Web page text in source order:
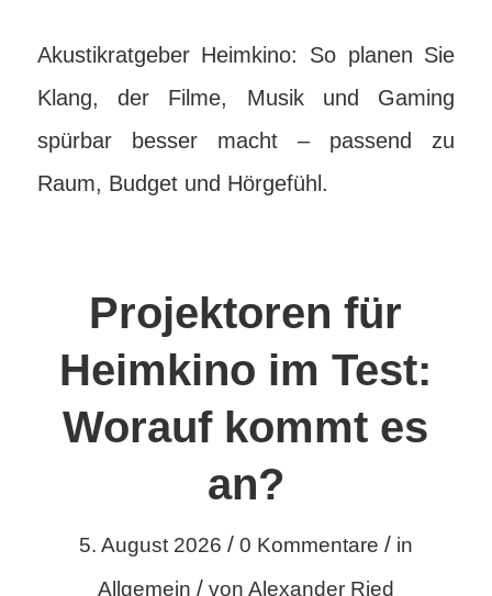
Akustikratgeber Heimkino: So planen Sie
Klang, der Filme, Musik und Gaming
spürbar besser macht – passend zu
Raum, Budget und Hörgefühl.
Projektoren für
Heimkino im Test:
Worauf kommt es
an?
5. August 2026 / 0 Kommentare / in
Allgemein / von Alexander Ried